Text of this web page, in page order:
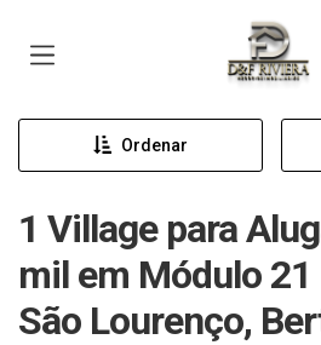
Página
Ordenar
1 Village para
mil em Módulo 21
São Lourenço,